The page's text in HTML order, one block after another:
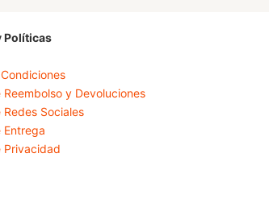
Políticas
Reembolso y Devoluciones
Sociales
Entrega
Privacidad